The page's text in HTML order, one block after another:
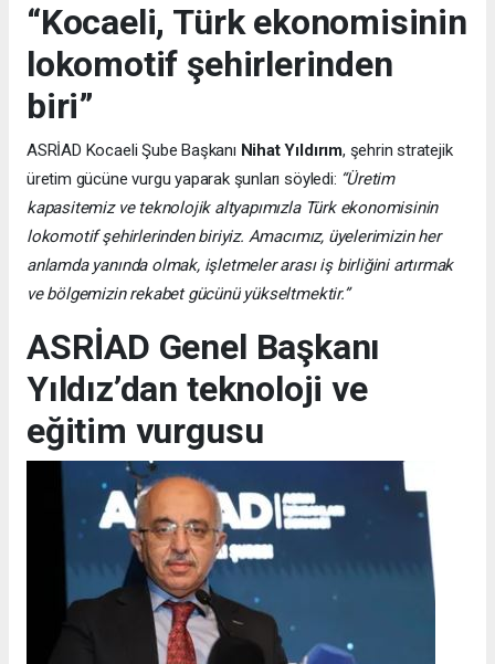
“Kocaeli, Türk ekonomisinin
lokomotif şehirlerinden
biri”
ASRİAD Kocaeli Şube Başkanı Nihat Yıldırım, şehrin stratejik
üretim gücüne vurgu yaparak şunları söyledi: “Üretim
kapasitemiz ve teknolojik altyapımızla Türk ekonomisinin
lokomotif şehirlerinden biriyiz. Amacımız, üyelerimizin her
anlamda yanında olmak, işletmeler arası iş birliğini artırmak
ve bölgemizin rekabet gücünü yükseltmektir.”
ASRİAD Genel Başkanı
Yıldız’dan teknoloji ve
eğitim vurgusu